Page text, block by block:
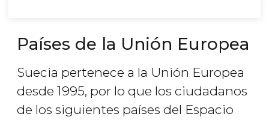
Países de la Unión Europea
Suecia pertenece a la Unión Europea
desde 1995, por lo que los ciudadanos
de los siguientes países del Espacio